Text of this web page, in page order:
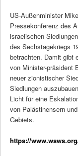
US-Außenminister
Pressekonferenz des
israelischen
des Sechstagekriegs
betrachten. Damit gibt
von Minister-präsident
neuer zionistischer
Siedlungen
Licht für eine
von Palästinensern
Gebiets.
https://